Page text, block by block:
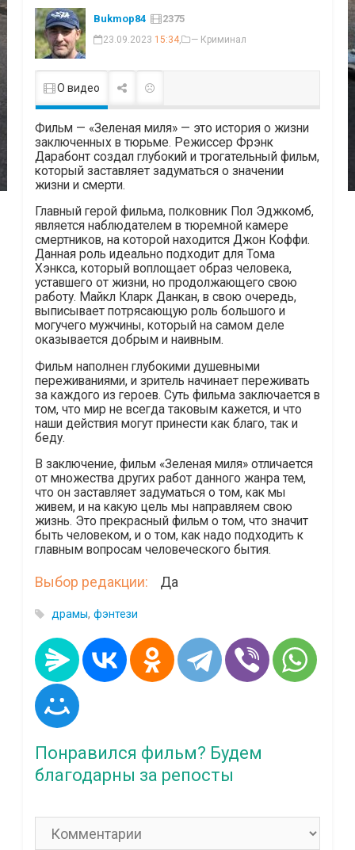
Bukmop84 2375
23.09.2023 15:34, — Криминал
О видео
Фильм — «Зеленая миля» — это история о жизни
заключенных в тюрьме. Режиссер Фрэнк
Дарабонт создал глубокий и трогательный фильм,
который заставляет задуматься о значении
жизни и смерти.
Главный герой фильма, полковник Пол Эджкомб,
является наблюдателем в тюремной камере
смертников, на которой находится Джон Коффи.
Данная роль идеально подходит для Тома
Хэнкса, который воплощает образ человека,
уставшего от жизни, но продолжающего свою
работу. Майкл Кларк Данкан, в свою очередь,
выписывает потрясающую роль большого и
могучего мужчины, который на самом деле
оказывается добрым и наивным.
Фильм наполнен глубокими душевными
переживаниями, и зритель начинает переживать
за каждого из героев. Суть фильма заключается в
том, что мир не всегда таковым кажется, и что
наши действия могут принести как благо, так и
беду.
В заключение, фильм «Зеленая миля» отличается
от множества других работ данного жанра тем,
что он заставляет задуматься о том, как мы
живем, и на какую цель мы направляем свою
жизнь. Это прекрасный фильм о том, что значит
быть человеком, и о том, как надо подходить к
главным вопросам человеческого бытия.
Выбор редакции: Да
драмы, фэнтези
Понравился фильм? Будем
благодарны за репосты